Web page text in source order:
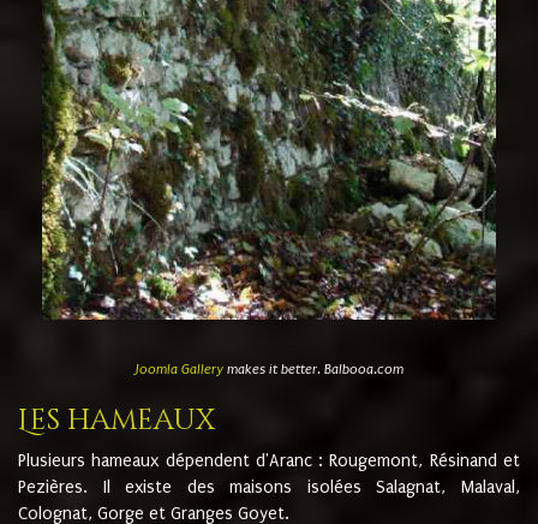
Joomla Gallerymakes it better. Balbooa.com
Les hameaux
Plusieurs hameaux dépendent d'Aranc : Rougemont, Résinand et
Pezières. Il existe des maisons isolées Salagnat, Malaval,
Colognat, Gorge et Granges Goyet.